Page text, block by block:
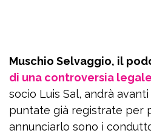
Muschio Selvaggio, il
di una controversia legale
socio Luis Sal, andrà
puntate già registrate per
annunciarlo sono i